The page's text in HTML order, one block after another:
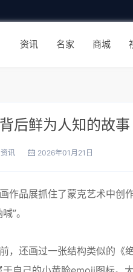
资讯 名家 商城
后鲜为人知的故事
讯 2026年01月21日
作品展抓住了蒙克艺术中创
”。
，还画过一张结构类似的《